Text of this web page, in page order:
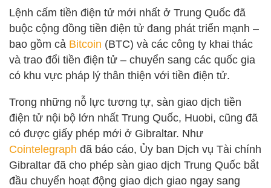
Lệnh cấm tiền điện tử mới nhất ở Trung Quốc đã
buộc cộng đồng tiền điện tử đang phát triển mạnh –
bao gồm cả Bitcoin (BTC) và các công ty khai thác
và trao đổi tiền điện tử – chuyển sang các quốc gia
có khu vực pháp lý thân thiện với tiền điện tử.
Trong những nỗ lực tương tự, sàn giao dịch tiền
điện tử nội bộ lớn nhất Trung Quốc, Huobi, cũng đã
có được giấy phép mới ở Gibraltar. Như
Cointelegraph đã báo cáo, Ủy ban Dịch vụ Tài chính
Gibraltar đã cho phép sàn giao dịch Trung Quốc bắt
đầu chuyển hoạt động giao dịch giao ngay sang